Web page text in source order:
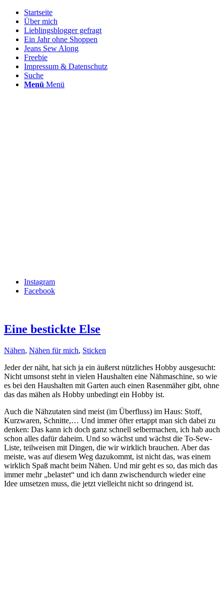
Startseite
Über mich
Lieblingsblogger gefragt
Ein Jahr ohne Shoppen
Jeans Sew Along
Freebie
Impressum & Datenschutz
Suche
Menü Menü
Instagram
Facebook
Eine bestickte Else
Nähen, Nähen für mich, Sticken
Jeder der näht, hat sich ja ein äußerst nützliches Hobby ausgesucht:
Nicht umsonst steht in vielen Haushalten eine Nähmaschine, so wie
es bei den Haushalten mit Garten auch einen Rasenmäher gibt, ohne
das das mähen als Hobby unbedingt ein Hobby ist.
Auch die Nähzutaten sind meist (im Überfluss) im Haus: Stoff,
Kurzwaren, Schnitte,… Und immer öfter ertappt man sich dabei zu
denken: Das kann ich doch ganz schnell selbermachen, ich hab auch
schon alles dafür daheim. Und so wächst und wächst die To-Sew-
Liste, teilweisen mit Dingen, die wir wirklich brauchen. Aber das
meiste, was auf diesem Weg dazukommt, ist nicht das, was einem
wirklich Spaß macht beim Nähen. Und mir geht es so, das mich das
immer mehr „belastet“ und ich dann zwischendurch wieder eine
Idee umsetzen muss, die jetzt vielleicht nicht so dringend ist.